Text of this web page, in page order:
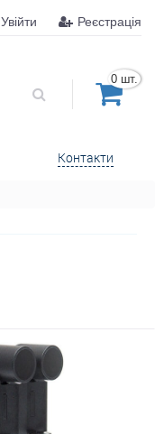
Увійти Реєстрація
0 шт.
Контакти